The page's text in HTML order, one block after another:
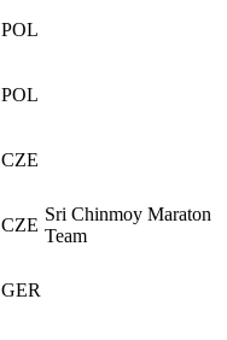
POL
POL
CZE
CZE
Sri Chinmoy Maraton
Team
GER